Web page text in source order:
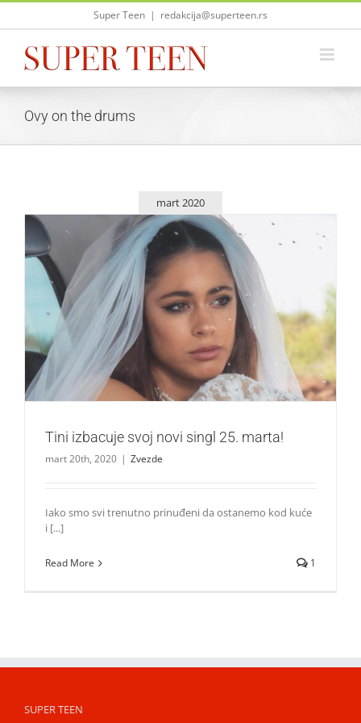
Skip
Super Teen | redakcija@superteen.rs
Ovy on the drums
mart 2020
Tini izbacuje svoj novi singl 25. marta!
Zvezde
Tini izbacuje svoj novi singl 25. marta!
mart 20th, 2020 | Zvezde
Iako smo svi trenutno prinuđeni da ostanemo kod kuće
i [...]
Read More 1
SUPER TEEN